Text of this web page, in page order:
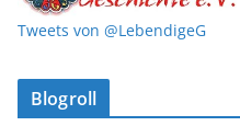
Tweets von @LebendigeG
Blogroll